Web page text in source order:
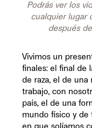
Podrás ver los
cualquier lugar
después
Vivimos un
finales: el final de
de raza, el de una
trabajo, con
país, el de una
mundo físico y de
en que solíamos